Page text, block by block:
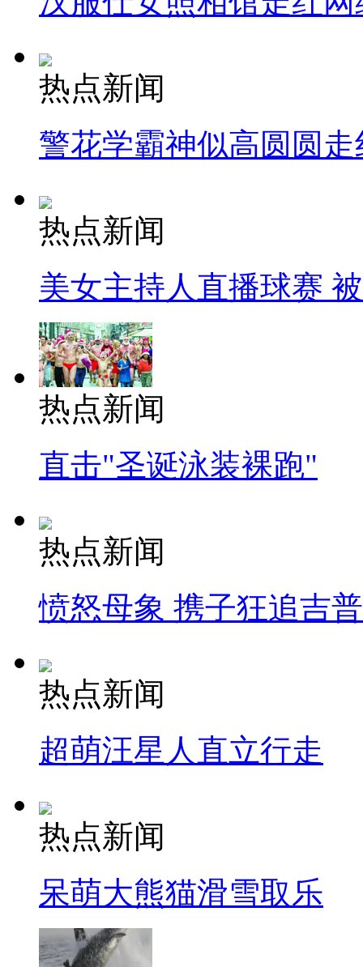
热点新闻
警花学霸神似高圆圆走
热点新闻
美女主持人直播球赛
热点新闻
直击"圣诞泳装裸跑"
热点新闻
愤怒母象 携子狂追吉
热点新闻
超萌汪星人直立行走
热点新闻
呆萌大熊猫滑雪取乐